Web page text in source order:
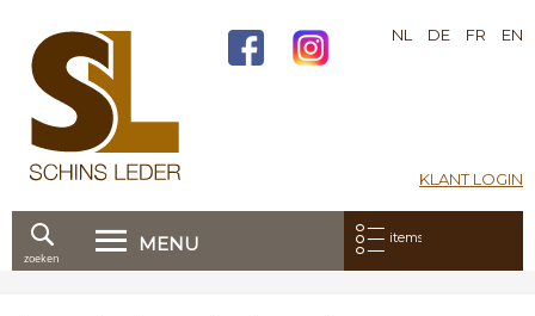
KLANT LOGIN
NL DE FR EN
MENU Mijn bestelling:
items
zoeken